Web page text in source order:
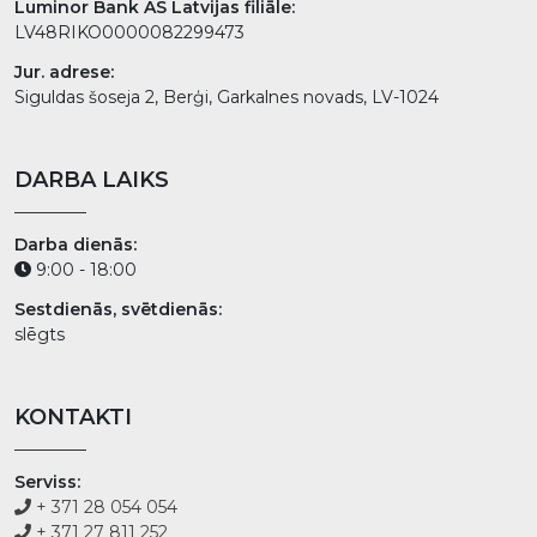
Luminor Bank AS Latvijas filiāle:
LV48RIKO0000082299473
Jur. adrese:
Siguldas šoseja 2, Berģi, Garkalnes novads, LV-1024
DARBA LAIKS
Darba dienās:
9:00 - 18:00
Sestdienās, svētdienās:
slēgts
KONTAKTI
Serviss:
+ 371 28 054 054
+ 371 27 811 252